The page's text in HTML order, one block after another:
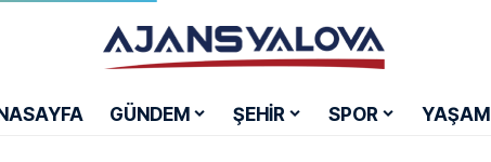
GÜNDEM ŞEHİR SPOR YAŞAM